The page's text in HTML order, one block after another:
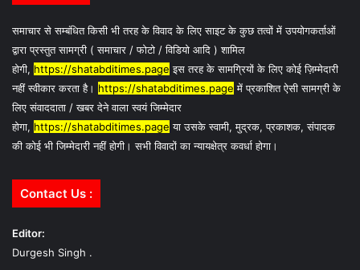
समाचार से सम्बंधित किसी भी तरह के विवाद के लिए साइट के कुछ तत्वों में उपयोगकर्ताओं
द्वारा प्रस्तुत सामग्री ( समाचार / फोटो / विडियो आदि ) शामिल
होगी, https://shatabditimes.page इस तरह के सामग्रियों के लिए कोई ज़िम्मेदारी
नहीं स्वीकार करता है। https://shatabditimes.page में प्रकाशित ऐसी सामग्री के
लिए संवाददाता / खबर देने वाला स्वयं जिम्मेदार
होगा, https://shatabditimes.page या उसके स्वामी, मुद्रक, प्रकाशक, संपादक
की कोई भी जिम्मेदारी नहीं होगी। सभी विवादों का न्यायक्षेत्र कवर्धा होगा।
Contact Us :
Editor:
Durgesh Singh .